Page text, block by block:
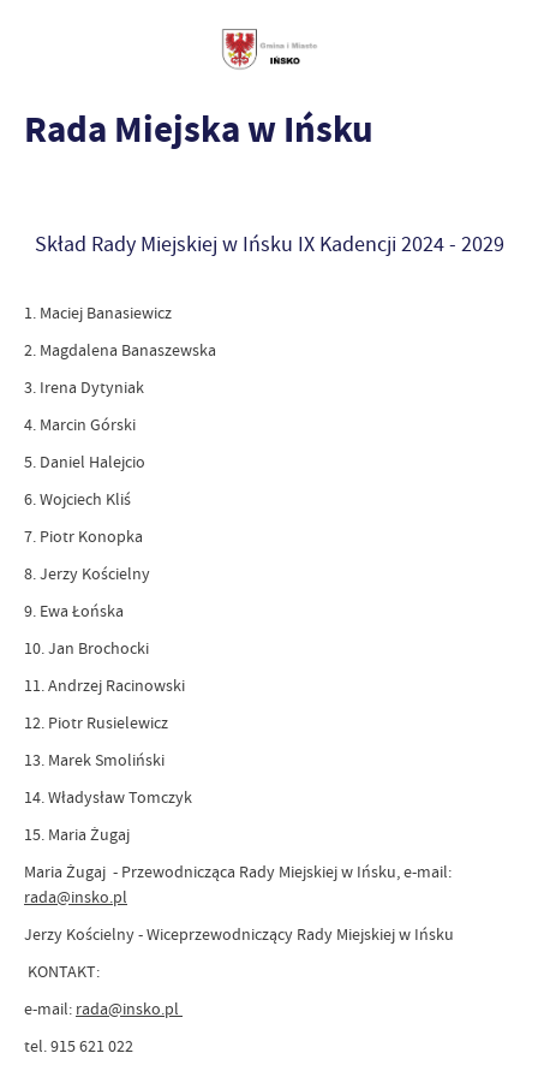
Rada Miejska w Ińsku
Skład Rady Miejskiej w Ińsku IX Kadencji 2024 - 2029
1. Maciej Banasiewicz
2. Magdalena Banaszewska
3. Irena Dytyniak
4. Marcin Górski
5. Daniel Halejcio
6. Wojciech Kliś
7. Piotr Konopka
8. Jerzy Kościelny
9. Ewa Łońska
10. Jan Brochocki
11. Andrzej Racinowski
12. Piotr Rusielewicz
13. Marek Smoliński
14. Władysław Tomczyk
15. Maria Żugaj
Maria Żugaj - Przewodnicząca Rady Miejskiej w Ińsku, e-mail:
rada@insko.pl
Jerzy Kościelny- Wiceprzewodniczący Rady Miejskiej w Ińsku
KONTAKT:
e-mail: rada@insko.pl
tel. 915 621 022